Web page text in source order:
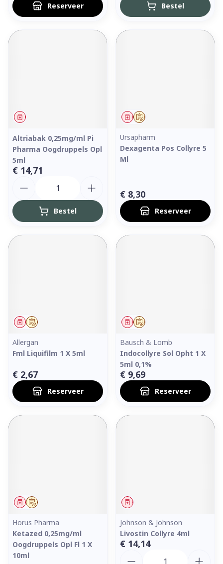
Reserveer Bestel
Geneesmiddel
Altriabak 0,25mg/ml Pi
Pharma Oogdruppels Opl
5ml
€ 14,71
Bestel
Op voorschrift
Geneesmiddel
Ursapharm
Dexagenta Pos Collyre 5
Ml
€ 8,30
Reserveer
Op voorschrift
Geneesmiddel
Allergan
Fml Liquifilm 1 X 5ml
€ 2,67
Reserveer
Op voorschrift
Geneesmiddel
Bausch & Lomb
Indocollyre Sol Opht 1 X
5ml 0,1%
€ 9,69
Reserveer
Op voorschrift
Geneesmiddel
Horus Pharma
Ketazed 0,25mg/ml
Oogdruppels Opl Fl 1 X
10ml
Geneesmiddel
Johnson & Johnson
Livostin Collyre 4ml
€ 14,14